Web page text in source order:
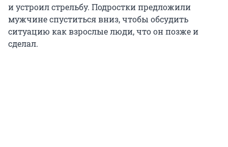
и устроил стрельбу. Подростки предложили
мужчине спуститься вниз, чтобы обсудить
ситуацию как взрослые люди, что он позже и
сделал.